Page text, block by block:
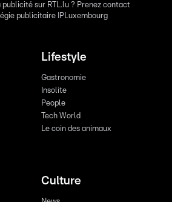
publicité sur RTL.lu ? Prenez contact
publicitaire IPLuxembourg
Lifestyle
Gastronomie
Insolite
People
Tech World
Le coin des animaux
Culture